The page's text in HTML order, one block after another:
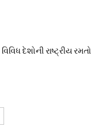
દેશોની રાષ્ટ્રીય રમતો